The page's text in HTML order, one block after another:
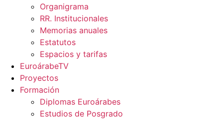
Organigrama
RR. Institucionales
Memorias anuales
Estatutos
Espacios y tarifas
EuroárabeTV
Proyectos
Formación
Diplomas Euroárabes
Estudios de Posgrado